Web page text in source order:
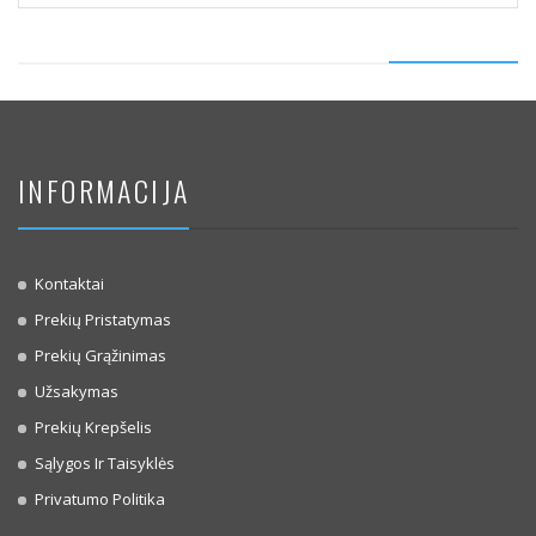
INFORMACIJA
Kontaktai
Prekių Pristatymas
Prekių Grąžinimas
Užsakymas
Prekių Krepšelis
Sąlygos Ir Taisyklės
Privatumo Politika